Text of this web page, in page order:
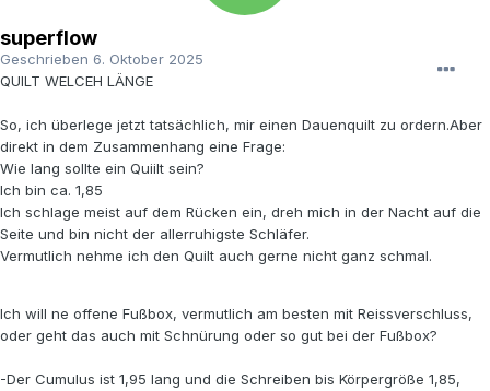
superflow
Geschrieben 6. Oktober 2025
QUILT WELCEH LÄNGE
So, ich überlege jetzt tatsächlich, mir einen Dauenquilt zu ordern.Aber
direkt in dem Zusammenhang eine Frage:
Wie lang sollte ein Quiilt sein?
Ich bin ca. 1,85
Ich schlage meist auf dem Rücken ein, dreh mich in der Nacht auf die
Seite und bin nicht der allerruhigste Schläfer.
Vermutlich nehme ich den Quilt auch gerne nicht ganz schmal.
Ich will ne offene Fußbox, vermutlich am besten mit Reissverschluss,
oder geht das auch mit Schnürung oder so gut bei der Fußbox?
-Der Cumulus ist 1,95 lang und die Schreiben bis Körpergröße 1,85,